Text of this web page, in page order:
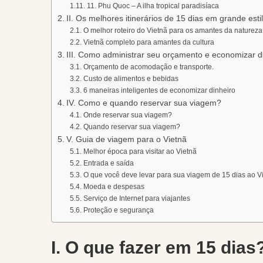
11. Phu Quoc – A ilha tropical paradisíaca
II. Os melhores itinerários de 15 dias em grande
O melhor roteiro do Vietnã para os amantes da natureza
Vietnã completo para amantes da cultura
III. Como administrar seu orçamento e economizar
Orçamento de acomodação e transporte.
Custo de alimentos e bebidas
6 maneiras inteligentes de economizar dinheiro
IV. Como e quando reservar sua viagem?
Onde reservar sua viagem?
Quando reservar sua viagem?
V. Guia de viagem para o Vietnã
Melhor época para visitar ao Vietnã
Entrada e saída
O que você deve levar para sua viagem de 15 dias ao
Moeda e despesas
Serviço de Internet para viajantes
Proteção e segurança
I. O que fazer em 15